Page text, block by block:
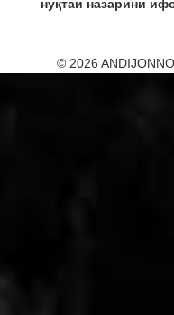
нуқтаи назарини
© 2026